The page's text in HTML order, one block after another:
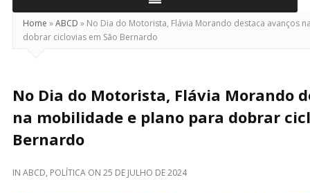
Home »ABCD » No Dia do Motorista, Flávia Morando destaca avanços
dobrar ciclovias em São Bernardo
No Dia do Motorista, Flávia Morando
na mobilidade e plano para dobrar
Bernardo
IN ABCD, POLÍTICA ON 25 DE JULHO DE 2024